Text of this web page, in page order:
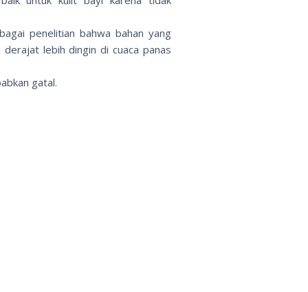
penelitian bahwa bahan yang
lebih dingin di cuaca panas
gatal.